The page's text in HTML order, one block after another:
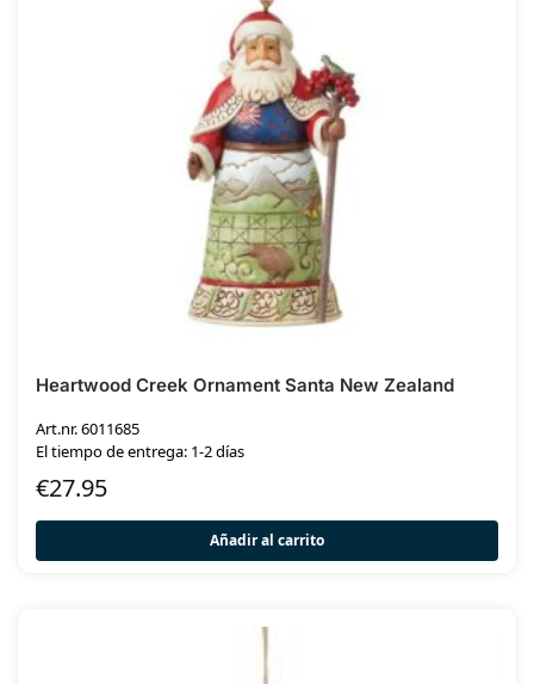
Heartwood Creek Ornament Santa New Zealand
Art.nr. 6011685
El tiempo de entrega: 1-2 días
€27.95
Añadir al carrito